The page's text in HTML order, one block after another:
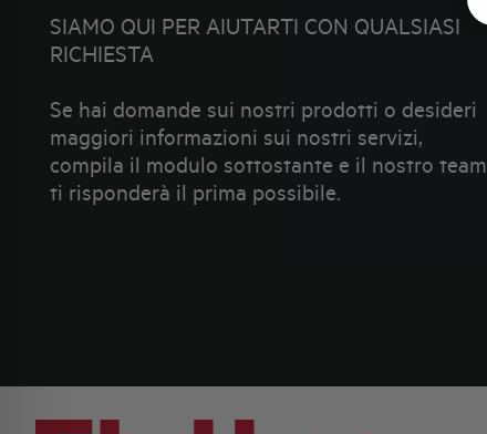
SIAMO QUI PER AIUTARTI CON QUALSIASI
RICHIESTA
Se hai domande sui nostri prodotti o desideri
maggiori informazioni sui nostri servizi,
compila il modulo sottostante e il nostro team
ti risponderà il prima possibile.